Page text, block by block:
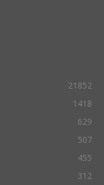
21852
1418
629
507
455
312